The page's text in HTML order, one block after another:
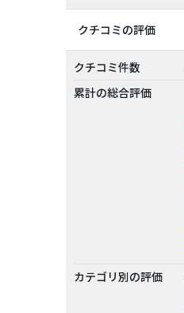
クチコミの評価
クチコミ件数
累計の総合評価
カテゴリ別の評価